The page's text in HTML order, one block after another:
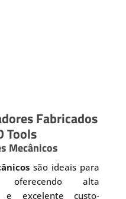
Fabricados
Tools
Mecânicos
são ideais para
oferecendo alta
e excelente custo-